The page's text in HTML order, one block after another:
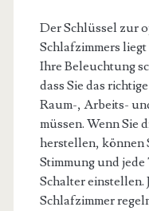
Der Schlüssel zur
Schlafzimmers liegt
Ihre Beleuchtung
dass Sie das
Raum-, Arbeits-
müssen. Wenn Sie
herstellen, können
Stimmung und
Schalter einstellen.
Schlafzimmer